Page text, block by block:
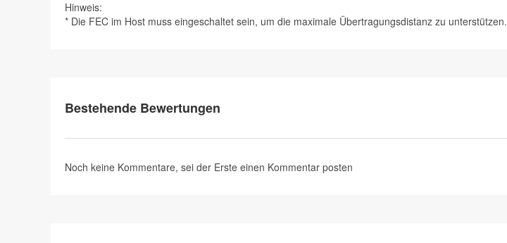
Hinweis:
* Die FEC im Host muss eingeschaltet sein, um die maximale Übertragungsdistanz zu unterstützen.
Bestehende Bewertungen
Noch keine Kommentare, sei der Erste einen Kommentar posten